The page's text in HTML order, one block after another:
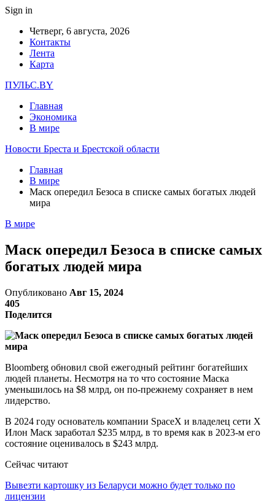
Sign in
Четверг, 6 августа, 2026
Контакты
Лента
Карта
ПУЛЬС.BY
Главная
Экономика
В мире
Новости Бреста и Брестской области
Главная
В мире
Маск опередил Безоса в списке самых богатых людей
мира
В мире
Маск опередил Безоса в списке самых
богатых людей мира
Опубликовано Авг 15, 2024
405
Поделится
Bloomberg обновил свой ежегодный рейтинг богатейших
людей планеты. Несмотря на то что состояние Маска
уменьшилось на $8 млрд, он по-прежнему сохраняет в нем
лидерство.
В 2024 году основатель компании SpaceX и владелец сети X
Илон Маск заработал $235 млрд, в то время как в 2023-м его
состояние оценивалось в $243 млрд.
Сейчас читают
Вывезти картошку из Беларуси можно будет только по
лицензии